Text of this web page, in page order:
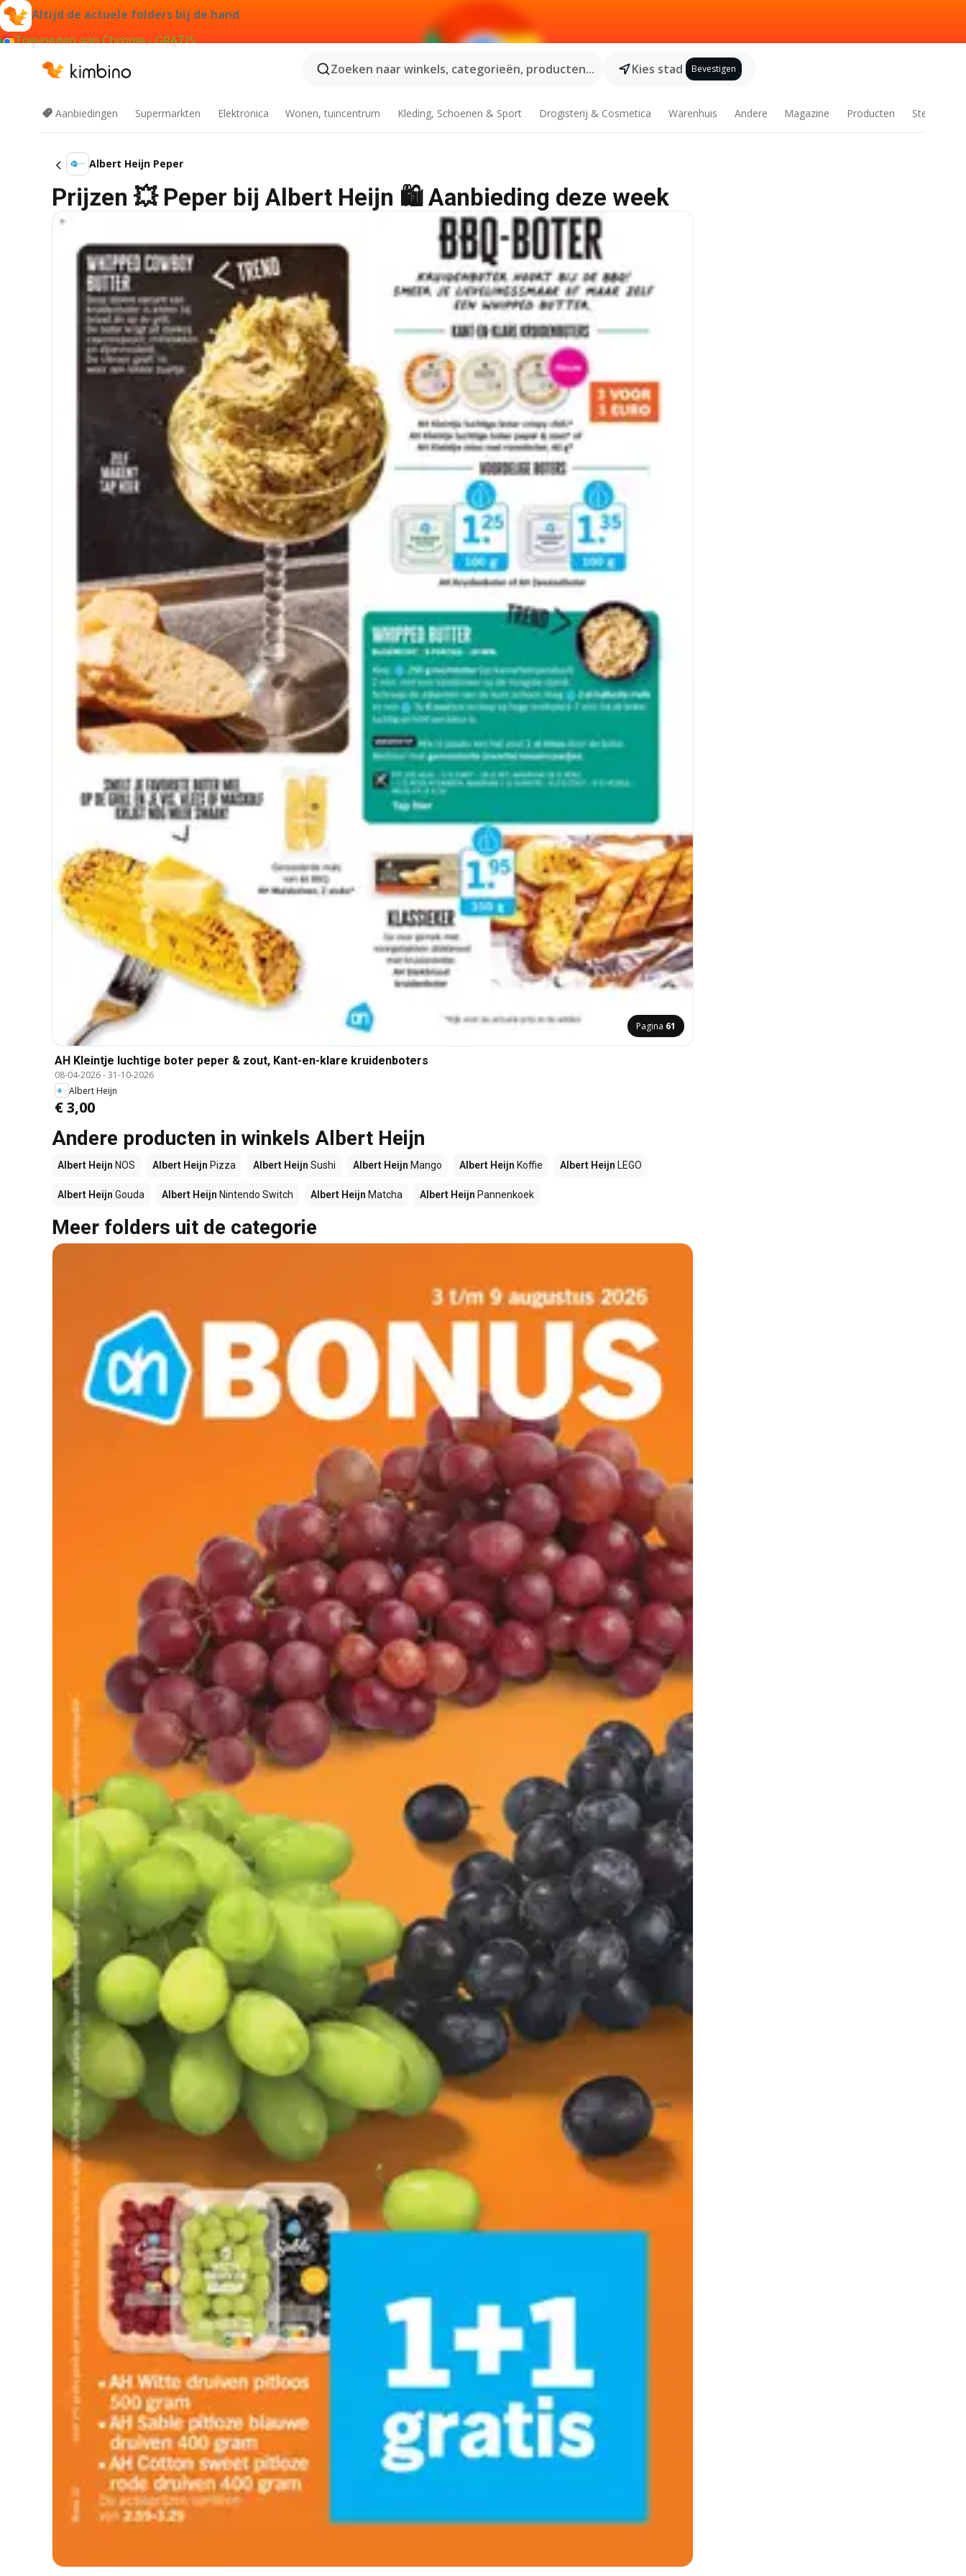
Altijd de actuele folders bij de hand
Toevoegen aan Chrome - GRATIS
Zoeken naar winkels, categorieën, producten...
Kies stad Bevestigen
Aanbiedingen Supermarkten Elektronica Wonen, tuincentrum Kleding, Schoenen & Sport Drogisterij & Cosmetica Warenhuis Andere Magazine Producten Steden
Albert Heijn Peper
Prijzen 💥 Peper bij Albert Heijn 🛍️ Aanbieding deze week
Pagina 61
AH Kleintje luchtige boter peper & zout, Kant-en-klare kruidenboters
08-04-2026-31-10-2026
Albert Heijn
€ 3,00
Andere producten in winkels Albert Heijn
Albert Heijn NOS Albert Heijn Pizza Albert Heijn Sushi Albert Heijn Mango Albert Heijn Koffie Albert Heijn LEGO
Albert Heijn Gouda Albert Heijn Nintendo Switch Albert Heijn Matcha Albert Heijn Pannenkoek
Meer folders uit de categorie